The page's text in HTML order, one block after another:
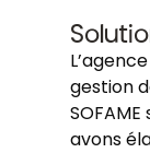
gestion
avons